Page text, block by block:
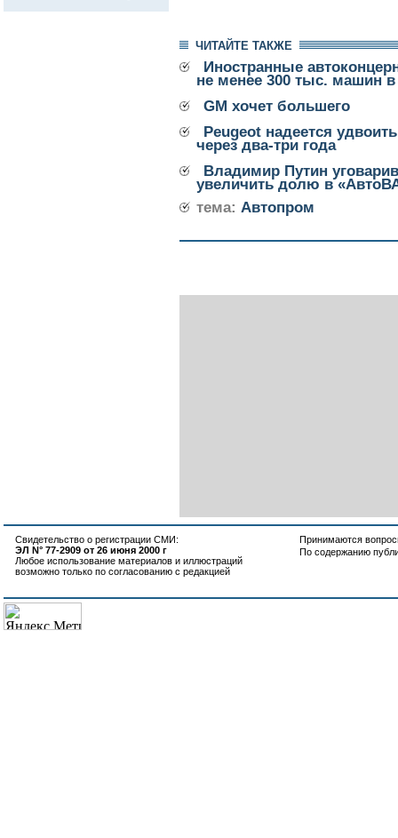
ЧИТАЙТЕ ТАКЖЕ
Иностранные
не менее 300 тыс. машин в
GM хочет большего
Peugeot надеется
через два-три года
Владимир Путин
увеличить долю в
тема: Автопром
Свидетельство о регистрации СМИ:
ЭЛ N° 77-2909 от 26 июня 2000 г
Любое использование материалов и иллюстраций
возможно только по согласованию с редакцией
Принимаются
По содержанию